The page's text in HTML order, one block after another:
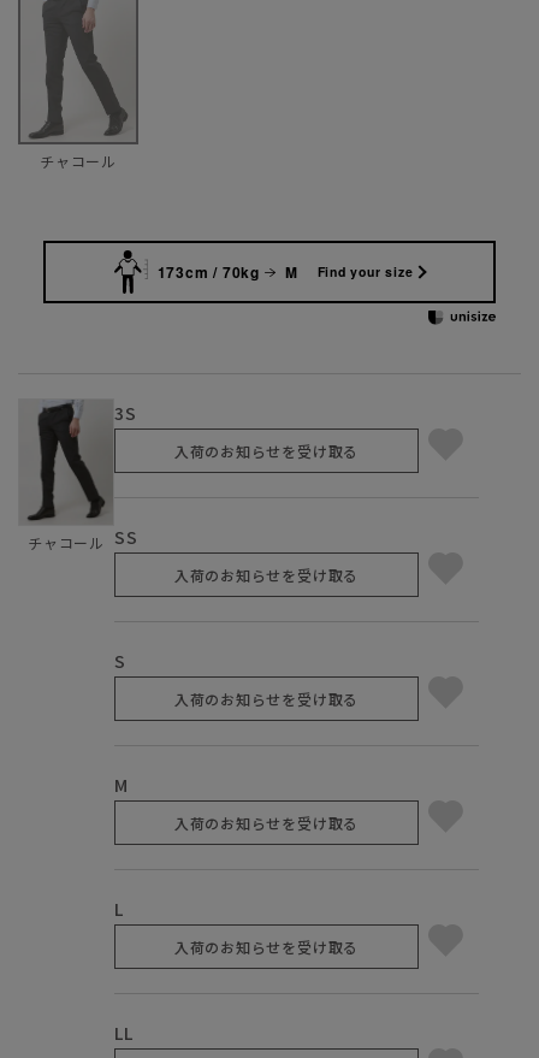
チャコール
173cm / 70kg M Find your size
チャコール
3S
入荷のお知らせを受け取る
SS
入荷のお知らせを受け取る
S
入荷のお知らせを受け取る
M
入荷のお知らせを受け取る
L
入荷のお知らせを受け取る
LL